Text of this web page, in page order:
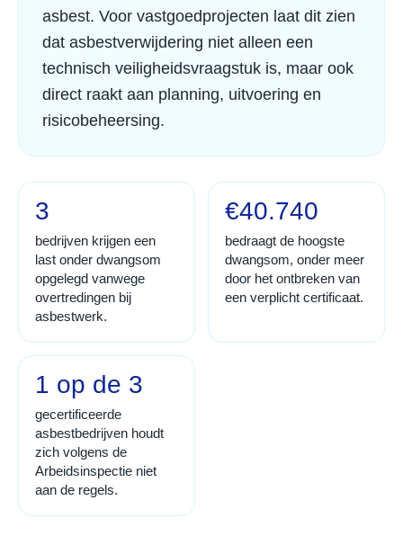
asbest. Voor vastgoedprojecten laat dit zien
dat asbestverwijdering niet alleen een
technisch veiligheidsvraagstuk is, maar ook
direct raakt aan planning, uitvoering en
risicobeheersing.
3
bedrijven krijgen een
last onder dwangsom
opgelegd vanwege
overtredingen bij
asbestwerk.
€40.740
bedraagt de hoogste
dwangsom, onder meer
door het ontbreken van
een verplicht certificaat.
1 op de 3
gecertificeerde
asbestbedrijven houdt
zich volgens de
Arbeidsinspectie niet
aan de regels.